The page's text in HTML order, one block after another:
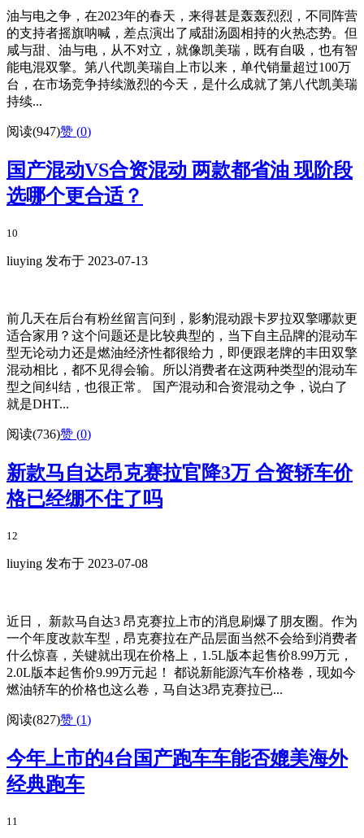
油与电之争，在2023年的春天，来得甚是轰轰烈烈，不同阵营
的支持者摇旗呐喊，差点演出了咸甜汤圆相持的火热态势。但
咸与甜、油与电，从不对立，就像凯美瑞，既有自吸，也有智
能电混双擎。第八代凯美瑞自上市以来，单代销量超过100万
台，在市场竞争持续激烈的今天，是什么成就了第八代凯美瑞
持续...
阅读(947)赞 (0)
国产混动VS合资混动 两款都省油 现阶段
选哪个更合适？
10
liuying 发布于 2023-07-13
前几天在后台有粉丝留言问到，影豹混动跟卡罗拉双擎哪款更
适合家用？这个问题还是比较典型的，当下自主品牌的混动车
型无论动力还是燃油经济性都很给力，即便跟老牌的丰田双擎
混动相比，都不见得会输。所以消费者在这两种类型的混动车
型之间纠结，也很正常。 国产混动和合资混动之争，说白了
就是DHT...
阅读(736)赞 (0)
新款马自达昂克赛拉官降3万 合资轿车价
格已经绷不住了吗
12
liuying 发布于 2023-07-08
近日， 新款马自达3 昂克赛拉上市的消息刷爆了朋友圈。作为
一个年度改款车型，昂克赛拉在产品层面当然不会给到消费者
什么惊喜，关键就出现在价格上，1.5L版本起售价8.99万元，
2.0L版本起售价9.99万元起！ 都说新能源汽车价格卷，现如今
燃油轿车的价格也这么卷，马自达3昂克赛拉已...
阅读(827)赞 (1)
今年上市的4台国产跑车车能否媲美海外
经典跑车
11